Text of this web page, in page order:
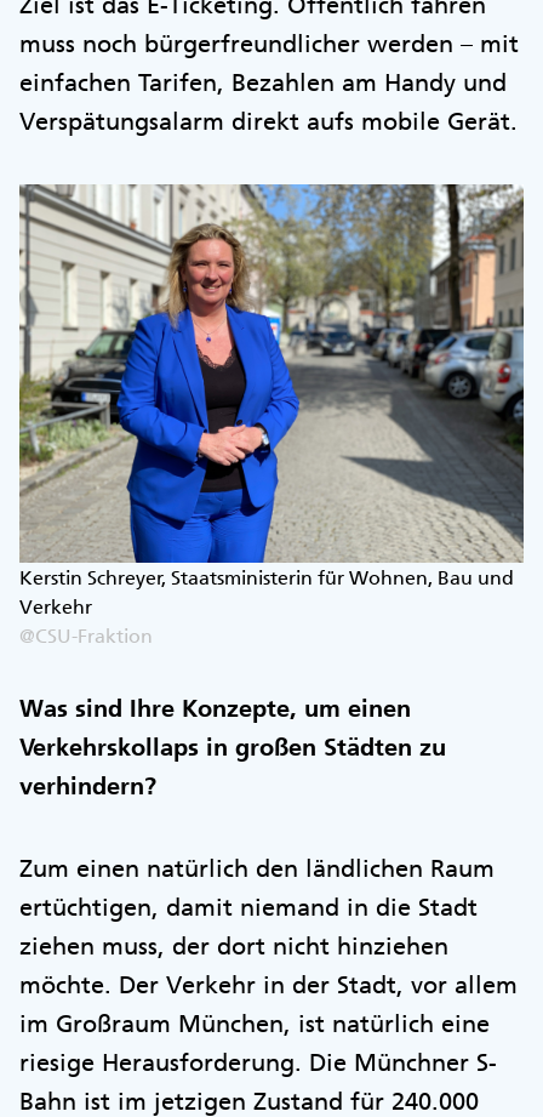
muss noch bürgerfreundlicher werden – mit
einfachen Tarifen, Bezahlen am Handy und
Verspätungsalarm direkt aufs mobile Gerät.
Kerstin Schreyer, Staatsministerin für Wohnen, Bau und
Verkehr
@CSU-Fraktion
Was sind Ihre Konzepte, um einen
Verkehrskollaps in großen Städten zu
verhindern?
Zum einen natürlich den ländlichen Raum
ertüchtigen, damit niemand in die Stadt
ziehen muss, der dort nicht hinziehen
möchte. Der Verkehr in der Stadt, vor allem
im Großraum München, ist natürlich eine
riesige Herausforderung. Die Münchner S-
Bahn ist im jetzigen Zustand für 240.000